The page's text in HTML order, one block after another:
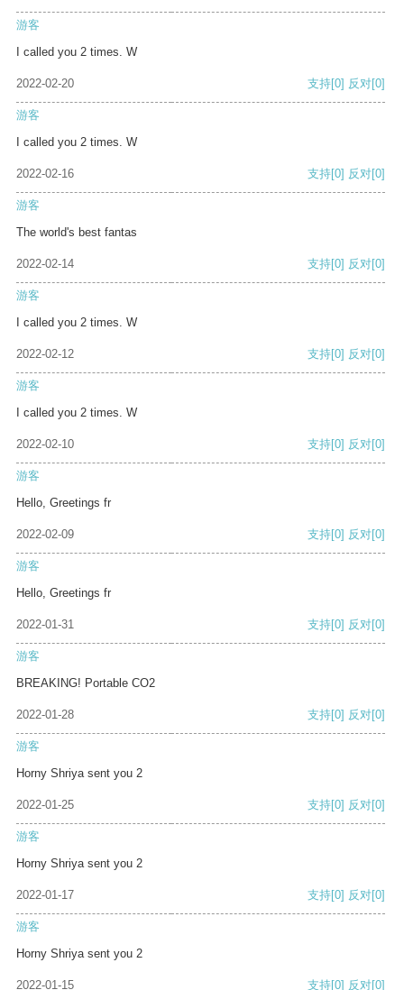
游客
I called you 2 times. W
2022-02-20 支持[0] 反对[0]
游客
I called you 2 times. W
2022-02-16 支持[0] 反对[0]
游客
The world's best fantas
2022-02-14 支持[0] 反对[0]
游客
I called you 2 times. W
2022-02-12 支持[0] 反对[0]
游客
I called you 2 times. W
2022-02-10 支持[0] 反对[0]
游客
Hello, Greetings fr
2022-02-09 支持[0] 反对[0]
游客
Hello, Greetings fr
2022-01-31 支持[0] 反对[0]
游客
BREAKING! Portable CO2
2022-01-28 支持[0] 反对[0]
游客
Horny Shriya sent you 2
2022-01-25 支持[0] 反对[0]
游客
Horny Shriya sent you 2
2022-01-17 支持[0] 反对[0]
游客
Horny Shriya sent you 2
2022-01-15 支持[0] 反对[0]